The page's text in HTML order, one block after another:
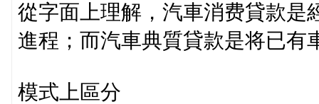
從字面上理解，汽車消费貸款是
進程；而汽車典質貸款是将已有
模式上區分